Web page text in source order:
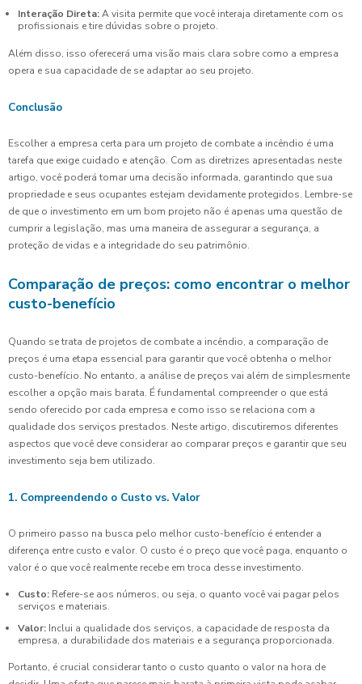
Interação Direta:A visita permite que você interaja diretamente com os
profissionais e tire dúvidas sobre o projeto.
Além disso, isso oferecerá uma visão mais clara sobre como a empresa
opera e sua capacidade de se adaptar ao seu projeto.
Conclusão
Escolher a empresa certa para um projeto de combate a incêndio é uma
tarefa que exige cuidado e atenção. Com as diretrizes apresentadas neste
artigo, você poderá tomar uma decisão informada, garantindo que sua
propriedade e seus ocupantes estejam devidamente protegidos. Lembre-se
de que o investimento em um bom projeto não é apenas uma questão de
cumprir a legislação, mas uma maneira de assegurar a segurança, a
proteção de vidas e a integridade do seu patrimônio.
Comparação de preços: como encontrar o melhor
custo-benefício
Quando se trata de projetos de combate a incêndio, a comparação de
preços é uma etapa essencial para garantir que você obtenha o melhor
custo-benefício. No entanto, a análise de preços vai além de simplesmente
escolher a opção mais barata. É fundamental compreender o que está
sendo oferecido por cada empresa e como isso se relaciona com a
qualidade dos serviços prestados. Neste artigo, discutiremos diferentes
aspectos que você deve considerar ao comparar preços e garantir que seu
investimento seja bem utilizado.
1. Compreendendo o Custo vs. Valor
O primeiro passo na busca pelo melhor custo-benefício é entender a
diferença entre custo e valor. O custo é o preço que você paga, enquanto o
valor é o que você realmente recebe em troca desse investimento.
Custo: Refere-se aos números, ou seja, o quanto você vai pagar pelos
serviços e materiais.
Valor: Inclui a qualidade dos serviços, a capacidade de resposta da
empresa, a durabilidade dos materiais e a segurança proporcionada.
Portanto, é crucial considerar tanto o custo quanto o valor na hora de